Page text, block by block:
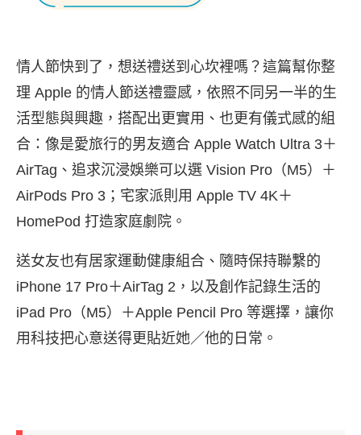
情人節快到了，想送禮送到心坎裡嗎？這篇幫你整
理 Apple 的情人節送禮靈感，依照不同另一半的生
活型態與興趣，搭配出更實用、也更有儀式感的組
合：像是愛旅行的男友適合 Apple Watch Ultra 3＋
AirTag、追求沉浸娛樂可以選 Vision Pro（M5）＋
AirPods Pro 3；宅家派則用 Apple TV 4K＋
HomePod 打造家庭劇院。
送女友也有居家運動健康組合、隨時保持聯繫的
iPhone 17 Pro＋AirTag 2，以及創作記錄生活的
iPad Pro（M5）＋Apple Pencil Pro 等選擇，讓你
用科技把心意送得更貼近她／他的日常。